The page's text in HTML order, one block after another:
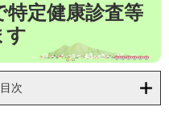
定健康診査等
す
次